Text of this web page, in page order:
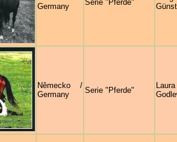
Germany
Serie "Pferde"
Německo /
Germany
Serie "Pferde"
Laura